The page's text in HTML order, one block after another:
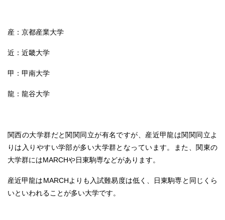
産：京都産業大学
近：近畿大学
甲：甲南大学
龍：龍谷大学
関西の大学群だと関関同立が有名ですが、産近甲龍は関関同立よ
りは入りやすい学部が多い大学群となっています。また、関東の
大学群にはMARCHや日東駒専などがあります。
産近甲龍はMARCHよりも入試難易度は低く、日東駒専と同じくら
いといわれることが多い大学です。